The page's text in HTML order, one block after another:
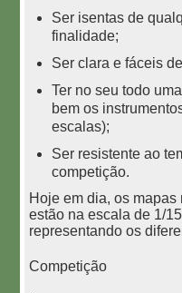
Ser isentas de
finalidade;
Ser clara e fáceis
Ter no seu todo
bem os
escalas);
Ser resistente ao
competição.
Hoje em dia, os
estão na escala de 1/
representando os
Competição